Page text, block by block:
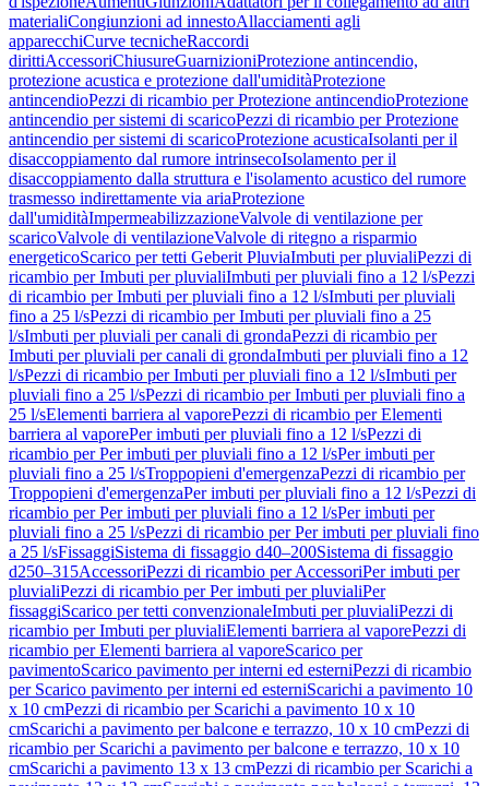
materialiCongiunzioni ad innestoAllacciamenti agli
apparecchiCurve tecnicheRaccordi
dirittiAccessoriChiusureGuarnizioniProtezione antincendio,
protezione acustica e protezione dall'umiditàProtezione
antincendioPezzi di ricambio per Protezione antincendioProtezione
antincendio per sistemi di scaricoPezzi di ricambio per Protezione
antincendio per sistemi di scaricoProtezione acusticaIsolanti per il
disaccoppiamento dal rumore intrinsecoIsolamento per il
disaccoppiamento dalla struttura e l'isolamento acustico del rumore
trasmesso indirettamente via ariaProtezione
dall'umiditàImpermeabilizzazioneValvole di ventilazione per
scaricoValvole di ventilazioneValvole di ritegno a risparmio
energeticoScarico per tetti Geberit PluviaImbuti per pluvialiPezzi di
ricambio per Imbuti per pluvialiImbuti per pluviali fino a 12 l/sPezzi
di ricambio per Imbuti per pluviali fino a 12 l/sImbuti per pluviali
fino a 25 l/sPezzi di ricambio per Imbuti per pluviali fino a 25
l/sImbuti per pluviali per canali di grondaPezzi di ricambio per
Imbuti per pluviali per canali di grondaImbuti per pluviali fino a 12
l/sPezzi di ricambio per Imbuti per pluviali fino a 12 l/sImbuti per
pluviali fino a 25 l/sPezzi di ricambio per Imbuti per pluviali fino a
25 l/sElementi barriera al vaporePezzi di ricambio per Elementi
barriera al vaporePer imbuti per pluviali fino a 12 l/sPezzi di
ricambio per Per imbuti per pluviali fino a 12 l/sPer imbuti per
pluviali fino a 25 l/sTroppopieni d'emergenzaPezzi di ricambio per
Troppopieni d'emergenzaPer imbuti per pluviali fino a 12 l/sPezzi di
ricambio per Per imbuti per pluviali fino a 12 l/sPer imbuti per
pluviali fino a 25 l/sPezzi di ricambio per Per imbuti per pluviali fino
a 25 l/sFissaggiSistema di fissaggio d40–200Sistema di fissaggio
d250–315AccessoriPezzi di ricambio per AccessoriPer imbuti per
pluvialiPezzi di ricambio per Per imbuti per pluvialiPer
fissaggiScarico per tetti convenzionaleImbuti per pluvialiPezzi di
ricambio per Imbuti per pluvialiElementi barriera al vaporePezzi di
ricambio per Elementi barriera al vaporeScarico per
pavimentoScarico pavimento per interni ed esterniPezzi di ricambio
per Scarico pavimento per interni ed esterniScarichi a pavimento 10
x 10 cmPezzi di ricambio per Scarichi a pavimento 10 x 10
cmScarichi a pavimento per balcone e terrazzo, 10 x 10 cmPezzi di
ricambio per Scarichi a pavimento per balcone e terrazzo, 10 x 10
cmScarichi a pavimento 13 x 13 cmPezzi di ricambio per Scarichi a